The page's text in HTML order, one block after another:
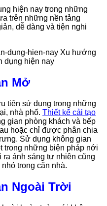
hiện nay trong những
trên những nền tảng
dễ dàng và tiện nghi
Mở
tiên sử dụng trong những
nhà phố. Thiết kế cải tạo
gian phòng khách và bếp
hoặc chỉ được phân chia
Sử dụng không gian
trong những biện pháp nới
ra ánh sáng tự nhiên cũng
trong căn nhà.
Ngoài Trời